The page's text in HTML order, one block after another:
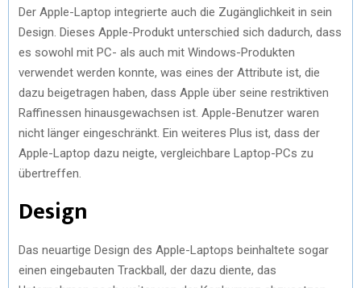
Der Apple-Laptop integrierte auch die Zugänglichkeit in sein
Design. Dieses Apple-Produkt unterschied sich dadurch, dass
es sowohl mit PC- als auch mit Windows-Produkten
verwendet werden konnte, was eines der Attribute ist, die
dazu beigetragen haben, dass Apple über seine restriktiven
Raffinessen hinausgewachsen ist. Apple-Benutzer waren
nicht länger eingeschränkt. Ein weiteres Plus ist, dass der
Apple-Laptop dazu neigte, vergleichbare Laptop-PCs zu
übertreffen.
Design
Das neuartige Design des Apple-Laptops beinhaltete sogar
einen eingebauten Trackball, der dazu diente, das